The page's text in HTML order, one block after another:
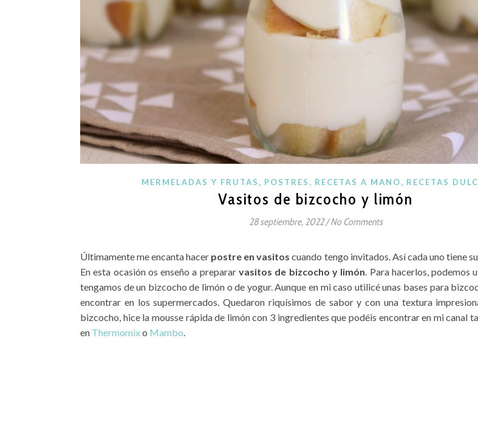
MERMELADAS Y FRUTAS POSTRES RECETAS A MANO RECETAS
Vasitos de bizcocho y limón
28 septiembre, 2022 /No Comments
Últimamente me encanta hacer postre en vasitos cuando tengo invitados. Así cada uno tiene
En esta ocasión os enseño a prepararvasitos de bizcocho y limón . Para hacerlos, podemos
tengamos de un bizcocho de limón o de yogur. Aunque en mi caso utilicé unas bases para
encontrar en los supermercados. Quedaron riquísimos de sabor y con una textura
bizcocho, hice la mousse rápida de limón con 3 ingredientes que podéis encontrar en mi canal
en Thermomixo Mambo